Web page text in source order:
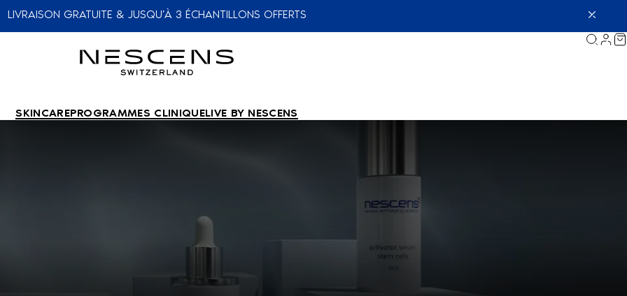
LIVRAISON GRATUITE & JUSQU’À 3 ÉCHANTILLONS OFFERTS
SKINCAREPROGRAMMES CLINIQUELIVE BY NESCENS